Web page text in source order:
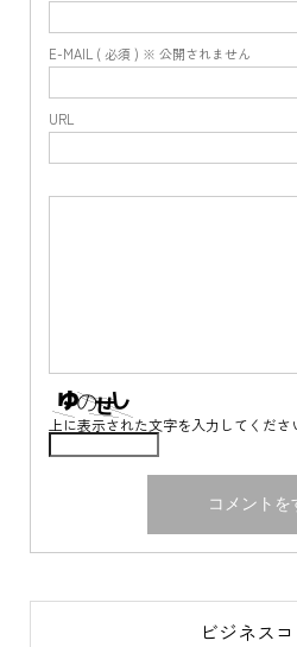
E-MAIL ( 必須 ) ※ 公開されません
URL
上に表示された文字を入力してくださ
ビジネス